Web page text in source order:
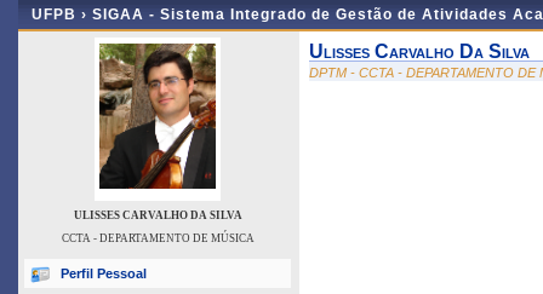
UFPB › SIGAA - Sistema Integrado de Gestão de Atividades
ULISSES CARVALHO DA SILVA
CCTA - DEPARTAMENTO DE MÚSICA
Perfil Pessoal
Ulisses Carvalho Da Silva
DPTM - CCTA - DEPARTAMENTO DE